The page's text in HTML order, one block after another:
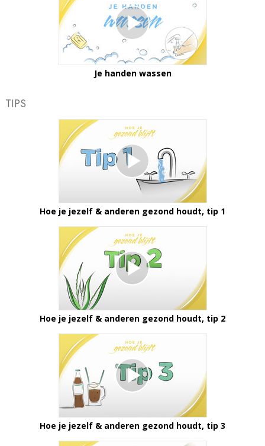
Je handen wassen
TIPS
Hoe je jezelf & anderen gezond houdt, tip 1
Hoe je jezelf & anderen gezond houdt, tip 2
Hoe je jezelf & anderen gezond houdt, tip 3